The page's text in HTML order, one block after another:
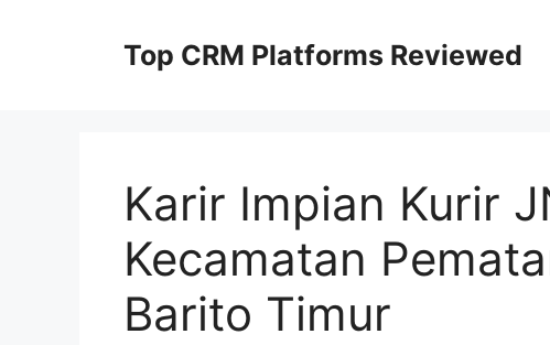
Top CRM Platforms Reviewed
Karir Impian Kurir
Kecamatan
Barito Timur